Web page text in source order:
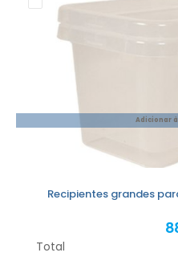
Adicionar
Recipientes grandes
Total